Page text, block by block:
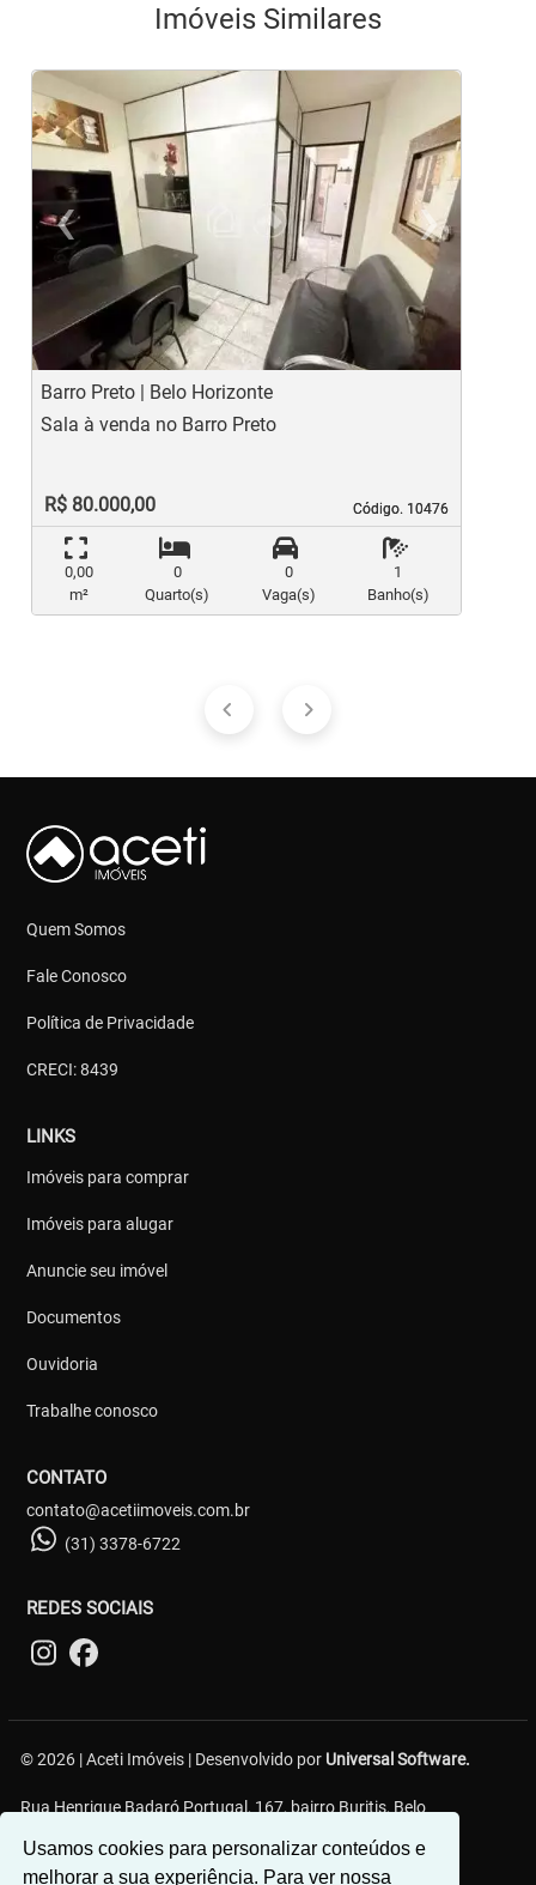
Usamos cookies para personalizar conteúdos e
melhorar a sua experiência. Para ver nossa
Imóveis Similares
‹
Previous
›
Barro Preto | Belo Horizonte
Código. 10476
Código. 10476
Sala à venda no Barro Preto
R$ 80.000,00
0,00
m²
0
Quarto(s)
0
Vaga(s)
1
Banho(s)
Quem Somos
Fale Conosco
Política de Privacidade
CRECI: 8439
LINKS
Imóveis para comprar
Imóveis para alugar
Anuncie seu imóvel
Documentos
Ouvidoria
Trabalhe conosco
CONTATO
contato@acetiimoveis.com.br
(31) 3378-6722
REDES SOCIAIS
© 2026 | Aceti Imóveis | Desenvolvido por Universal Software.
Rua Henrique Badaró Portugal, 167, bairro Buritis, Belo